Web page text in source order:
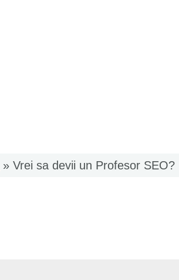
Vrei sa devii un Profesor SEO?